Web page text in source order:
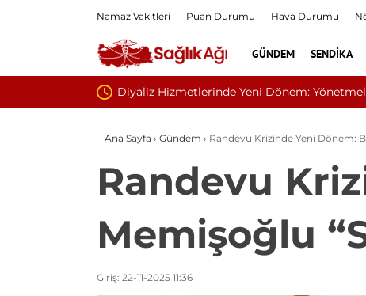
Namaz Vakitleri Puan Durumu Hava Durumu
GÜNDEM SENDIKA
Sivilce
Ana Sayfa › Gündem › Randevu Krizinde Yeni Dönem:
Randevu
Memişoğlu
Giriş: 22-11-2025 11:36